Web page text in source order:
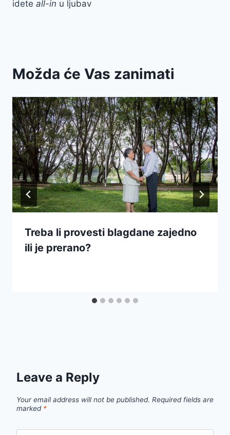
idete all-in u ljubav
Možda će Vas zanimati
Treba li provesti blagdane zajedno
ili je prerano?
Leave a Reply
Your email address will not be published. Required fields are
marked *